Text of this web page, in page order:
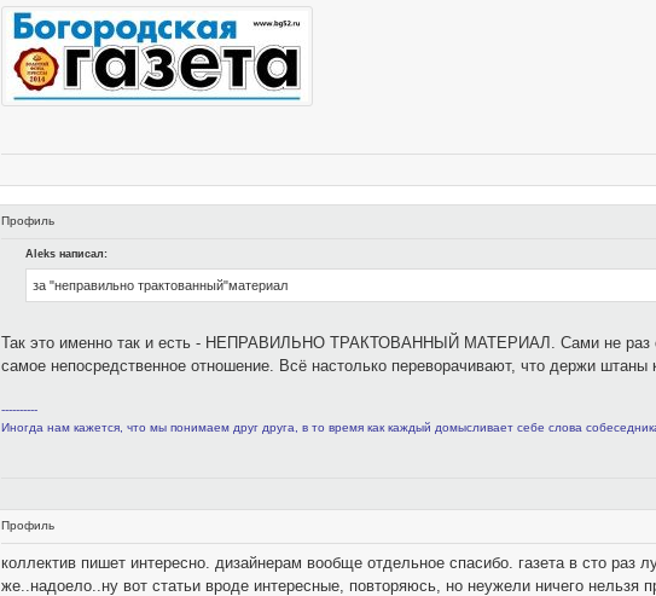
Профиль
Aleks написал:
за "неправильно трактованный"материал
Так это именно так и есть - НЕПРАВИЛЬНО ТРАКТОВАННЫЙ МАТЕРИАЛ. Сами не раз с
самое непосредственное отношение. Всё настолько переворачивают, что держи штаны
----------
Иногда нам кажется, что мы понимаем друг друга, в то время как каждый домысливает себе слова
Профиль
коллектив пишет интересно. дизайнерам вообще отдельное спасибо. газета в сто
же..надоело..ну вот статьи вроде интересные, повторяюсь, но неужели ничего нельзя